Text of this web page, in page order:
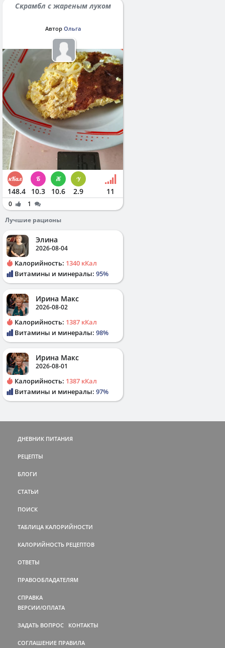
Скрамбл с жареным луком
Автор Ольга
148.4 10.3 10.6 2.9 11
0
1
Лучшие рационы
Элина
2026-08-04
Калорийность: 1340 кКал
Витамины и минералы: 95%
Ирина Макс
2026-08-02
Калорийность: 1387 кКал
Витамины и минералы: 98%
Ирина Макс
2026-08-01
Калорийность: 1387 кКал
Витамины и минералы: 97%
ДНЕВНИК ПИТАНИЯ
РЕЦЕПТЫ
БЛОГИ
СТАТЬИ
ПОИСК
ТАБЛИЦА КАЛОРИЙНОСТИ
КАЛОРИЙНОСТЬ РЕЦЕПТОВ
ОТВЕТЫ
ПРАВООБЛАДАТЕЛЯМ
СПРАВКА
ВЕРСИИ/ОПЛАТА
ЗАДАТЬ ВОПРОС КОНТАКТЫ
СОГЛАШЕНИЕ ПРАВИЛА